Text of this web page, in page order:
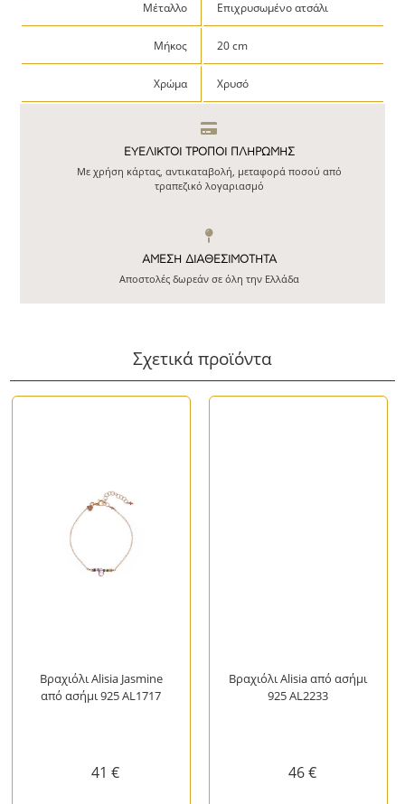
Μέταλλο Επιχρυσωμένο ατσάλι
Μήκος 20 cm
Χρώμα Χρυσό
ΕΥΕΛΙΚΤΟΙ ΤΡΟΠΟΙ ΠΛΗΡΩΜΗΣ
Με χρήση κάρτας, αντικαταβολή, μεταφορά ποσού από
τραπεζικό λογαριασμό
ΆΜΕΣΗ ΔΙΑΘΕΣΙΜΌΤΗΤΑ
Αποστολές δωρεάν σε όλη την Ελλάδα
Σχετικά προϊόντα
Βραχιόλι Alisia Jasmine
από ασήμι 925 AL1717
41 €
Βραχιόλι Alisia από ασήμι
925 AL2233
46 €